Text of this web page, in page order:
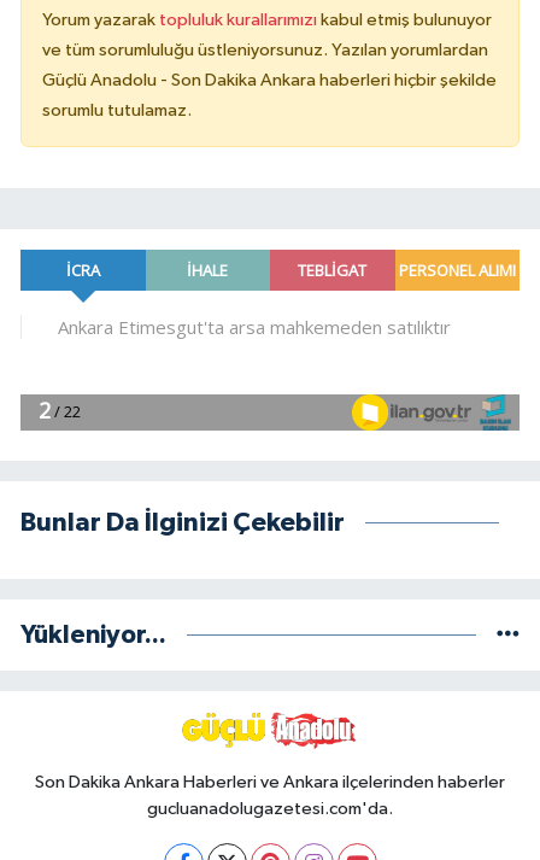
Yorum yazarak topluluk kurallarımızı kabul etmiş bulunuyor
ve tüm sorumluluğu üstleniyorsunuz. Yazılan yorumlardan
Güçlü Anadolu - Son Dakika Ankara haberleri hiçbir şekilde
sorumlu tutulamaz.
Bunlar Da İlginizi Çekebilir
Yükleniyor...
Son Dakika Ankara Haberleri ve Ankara ilçelerinden haberler
gucluanadolugazetesi.com'da.